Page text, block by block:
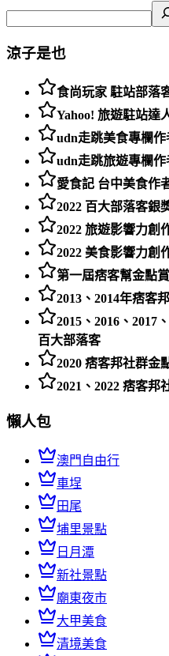
涼子是也
食尚玩家 駐站部落
Yahoo! 旅遊駐站達
udn走跳美食專欄作
udn走跳旅遊專欄作
愛食記 台中美食作
2022 百大部落客銀
2022 旅遊影響力創
2022 美食影響力創
第一屆痞客幫金點
2013、2014年痞客
2015、2016、2017
百大部落客
2020 痞客邦社群金
2021、2022 痞客邦
懶人包
澳門自由行
車埕
田尾
埔里景點
日月潭
新社景點
廟東夜市
大甲美食
清境美食